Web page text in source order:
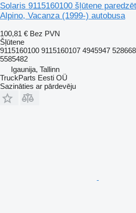
Solaris 9115160100 šļūtene
Alpino, Vacanza (1999-) autobusa
100,81 € Bez PVN
Šļūtene
9115160100 9115160107 4945947
5585482
Igaunija, Tallinn
TruckParts Eesti OÜ
Sazināties ar pārdevēju